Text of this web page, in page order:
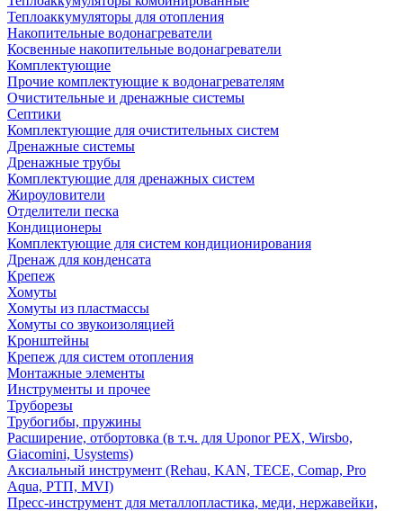
Теплоаккумуляторы для отопления
Накопительные водонагреватели
Косвенные накопительные водонагреватели
Комплектующие
Прочие комплектующие к водонагревателям
Очистительные и дренажные системы
Септики
Комплектующие для очистительных систем
Дренажные системы
Дренажные трубы
Комплектующие для дренажных систем
Жироуловители
Отделители песка
Кондиционеры
Комплектующие для систем кондиционирования
Дренаж для конденсата
Крепеж
Хомуты
Хомуты из пластмассы
Хомуты со звукоизоляцией
Кронштейны
Крепеж для систем отопления
Монтажные элементы
Инструменты и прочее
Труборезы
Трубогибы, пружины
Расширение, отбортовка (в т.ч. для Uponor PEX, Wirsbo,
Giacomini, Usystems)
Аксиальный инструмент (Rehau, KAN, TECE, Comap, Pro
Aqua, РТП, MVI)
Пресс-инструмент для металлопластика, меди, нержавейки,